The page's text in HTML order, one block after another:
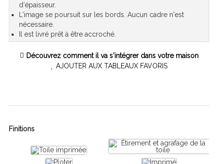
d'épaisseur.
L'image se poursuit sur les bords. Aucun cadre n'est
nécessaire.
Il est livré prêt à être accroché.
Découvrez comment il va s'intégrer dans votre maison
AJOUTER AUX TABLEAUX FAVORIS
Finitions